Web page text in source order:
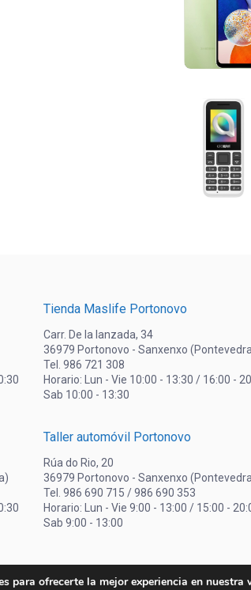
Tienda Maslife Portonovo
Carr. De la lanzada, 34
36979 Portonovo - Sanxenxo
Tel. 986 721 308
Horario: Lun - Vie 10:00 - 13:30 / 16:00 -
Sab 10:00 - 13:30
Taller automóvil Portonovo
Rúa do Rio, 20
36979 Portonovo - Sanxenxo
Tel. 986 690 715 / 986 690 353
Horario: Lun - Vie 9:00 - 13:00 / 15:00 -
Sab 9:00 - 13:00
para ofrecerte la mejor experiencia en nuestra